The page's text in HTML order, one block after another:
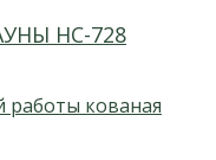
НС-728